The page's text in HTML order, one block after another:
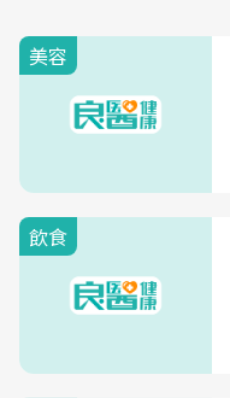
美容
飲食